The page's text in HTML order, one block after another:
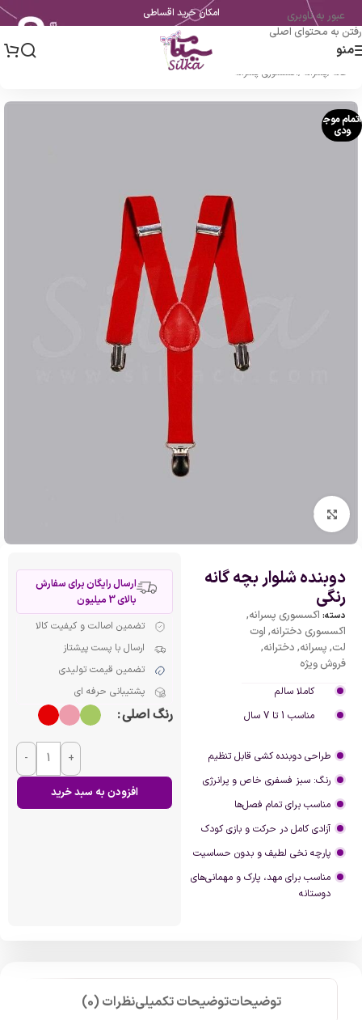
عبور به ناوبری
رفتن به محتوای اصلی
امکان خرید اقساطی
منو
خانه /پسرانه /اکسسوری پسرانه
اتمام موج
ودی
بزرگنمایی تصویر
دوبنده شلوار بچه گانه
رنگی
دسته: اکسسوری پسرانه,
اکسسوری دخترانه, اوت
لت, پسرانه, دخترانه,
فروش ویژه
کاملا سالم
مناسب 1 تا 7 سال
طراحی دوبنده کشی قابل تنظیم
رنگ: سبز فسفری خاص و پرانرژی
مناسب برای تمام فصل‌ها
آزادی کامل در حرکت و بازی کودک
پارچه نخی لطیف و بدون حساسیت
مناسب برای مهد، پارک و مهمانی‌های
دوستانه
ارسال رایگان برای سفارش
بالای 3 میلیون
تضمین اصالت و کیفیت کالا
ارسال با پست پیشتاز
تضمین قیمت تولیدی
پشتیبانی حرفه ای
رنگ اصلی
- +
افزودن به سبد خرید
توضیحاتتوضیحات تکمیلینظرات (0)